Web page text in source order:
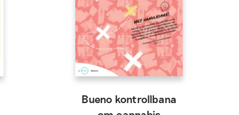
Bueno kontrollbana